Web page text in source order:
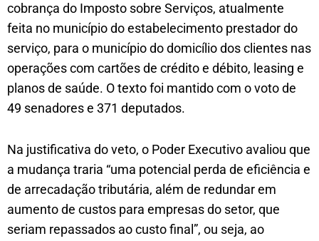
cobrança do Imposto sobre Serviços, atualmente
feita no município do estabelecimento prestador do
serviço, para o município do domicílio dos clientes nas
operações com cartões de crédito e débito, leasing e
planos de saúde. O texto foi mantido com o voto de
49 senadores e 371 deputados.
Na justificativa do veto, o Poder Executivo avaliou que
a mudança traria “uma potencial perda de eficiência e
de arrecadação tributária, além de redundar em
aumento de custos para empresas do setor, que
seriam repassados ao custo final”, ou seja, ao